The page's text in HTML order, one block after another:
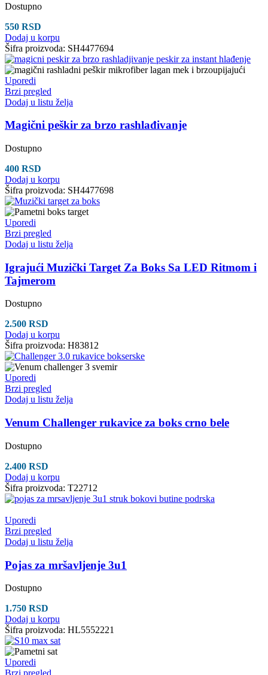
Dostupno
550 RSD
Dodaj u korpu
Šifra proizvoda: SH4477694
Uporedi
Brzi pregled
Dodaj u listu želja
Magični peškir za brzo rashlađivanje
Dostupno
400 RSD
Dodaj u korpu
Šifra proizvoda: SH4477698
Uporedi
Brzi pregled
Dodaj u listu želja
Igrajući Muzički Target Za Boks Sa LED Ritmom i
Tajmerom
Dostupno
2.500 RSD
Dodaj u korpu
Šifra proizvoda: H83812
Uporedi
Brzi pregled
Dodaj u listu želja
Venum Challenger rukavice za boks crno bele
Dostupno
2.400 RSD
Dodaj u korpu
Šifra proizvoda: T22712
Uporedi
Brzi pregled
Dodaj u listu želja
Pojas za mršavljenje 3u1
Dostupno
1.750 RSD
Dodaj u korpu
Šifra proizvoda: HL5552221
Uporedi